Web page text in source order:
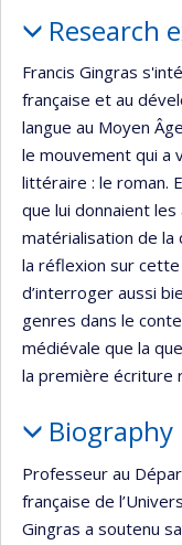
Research
Francis Gingras
française et au
langue au Moyen
le mouvement qui a
littéraire : le roman.
que lui donnaient les
matérialisation de la
la réflexion sur
d’interroger aussi
genres dans le
médiévale que la
la première écriture
Biography
Professeur au
française de
Gingras a soutenu